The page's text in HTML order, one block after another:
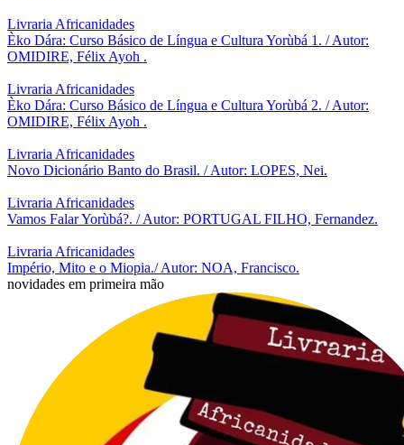
Livraria Africanidades
Èko Dára: Curso Básico de Língua e Cultura Yorùbá 1. / Autor:
OMIDIRE, Félix Ayoh .
Livraria Africanidades
Èko Dára: Curso Básico de Língua e Cultura Yorùbá 2. / Autor:
OMIDIRE, Félix Ayoh .
Livraria Africanidades
Novo Dicionário Banto do Brasil. / Autor: LOPES, Nei.
Livraria Africanidades
Vamos Falar Yorùbá?. / Autor: PORTUGAL FILHO, Fernandez.
Livraria Africanidades
Império, Mito e o Miopia./ Autor: NOA, Francisco.
novidades em primeira mão